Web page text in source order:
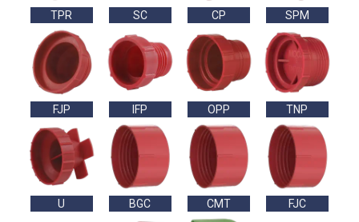
TPR SC CP SPM
FJP IFP OPP TNP
U BGC CMT FJC